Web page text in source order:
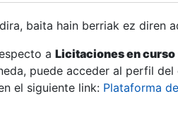
baita hain berriak ez diren
a Licitaciones en curso
puede acceder al perfil
el siguiente link: Plataforma